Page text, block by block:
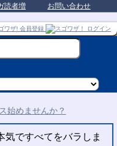
読者増 お問い合わせ
気ですべてをバラしま